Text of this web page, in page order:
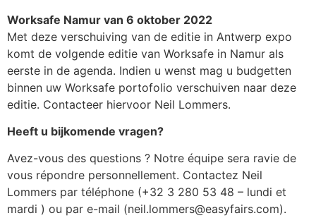
Worksafe Namur van 6 oktober 2022
Met deze verschuiving van de editie in Antwerp expo
komt de volgende editie van Worksafe in Namur als
eerste in de agenda. Indien u wenst mag u budgetten
binnen uw Worksafe portofolio verschuiven naar deze
editie. Contacteer hiervoor Neil Lommers.
Heeft u bijkomende vragen?
Avez-vous des questions ? Notre équipe sera ravie de
vous répondre personnellement. Contactez Neil
Lommers par téléphone (+32 3 280 53 48 – lundi et
mardi ) ou par e-mail (neil.lommers@easyfairs.com).